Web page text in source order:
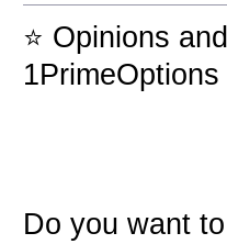
⭐ Opinions
Do you want